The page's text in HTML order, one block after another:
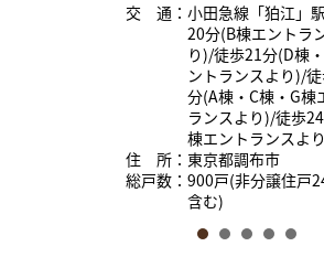
交 通：小田急線「狛江」
20分(B棟エントラ
り)/徒歩21分(D棟
ントランスより)/
分(A棟・C棟・G棟
ランスより)/徒歩
棟エントランスよ
住 所：東京都調布市
総戸数：900戸(非分譲住戸
含む)